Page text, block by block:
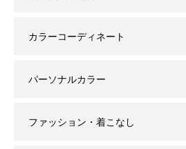
カラーコーディネート
パーソナルカラー
ファッション・着こなし